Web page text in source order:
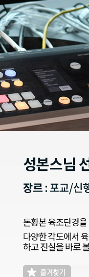
성본스님
장르: 포교/
돈황본 육조단경
다양한 각도에서
하고 진실을 바로